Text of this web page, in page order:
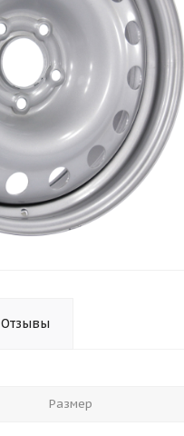
Отзывы
Размер